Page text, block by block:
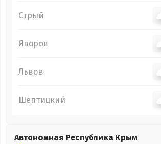
Стрый
Яворов
Львов
Шептицкий
Автономная Республика Крым